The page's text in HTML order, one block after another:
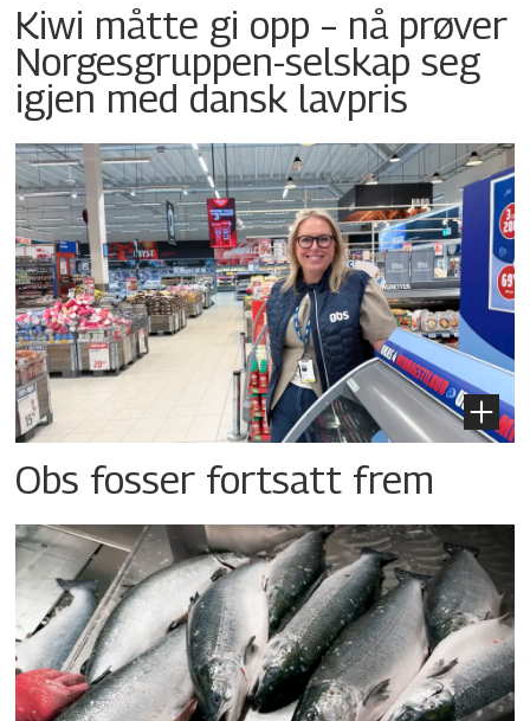
Kiwi måtte gi opp – nå prøver
Norgesgruppen-selskap seg
igjen med dansk lavpris
Obs fosser fortsatt frem